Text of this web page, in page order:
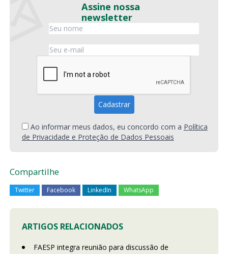
Assine nossa
newsletter
Ao informar meus dados, eu concordo com a Política
de Privacidade e Proteção de Dados Pessoais
Compartilhe
Twitter Facebook LinkedIn WhatsApp
ARTIGOS RELACIONADOS
FAESP integra reunião para discussão de